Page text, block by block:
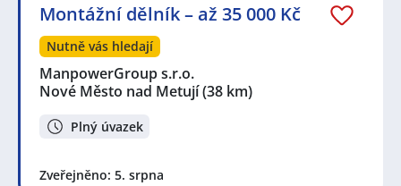
Montážní dělník – až 35 000 Kč
Nutně vás hledají
ManpowerGroup s.r.o.
Nové Město nad Metují(38 km)
Plný úvazek
Zveřejněno: 5. srpna